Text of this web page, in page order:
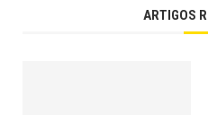
ARTIGOS